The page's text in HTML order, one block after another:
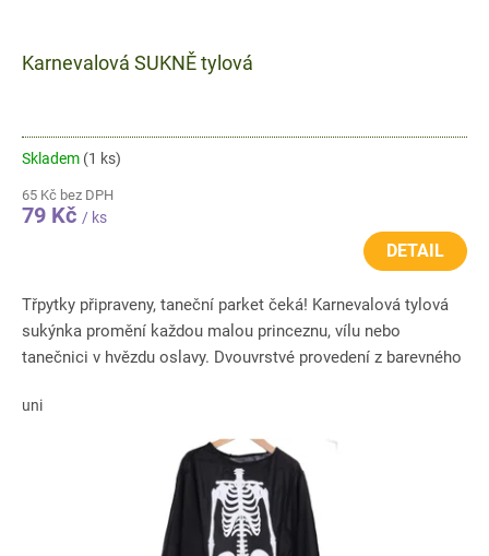
Karnevalová SUKNĚ tylová
Skladem (1 ks)
65 Kč bez DPH
79 Kč / ks
DETAIL
Třpytky připraveny, taneční parket čeká! Karnevalová tylová
sukýnka promění každou malou princeznu, vílu nebo
tanečnici v hvězdu oslavy. Dvouvrstvé provedení z barevného
uni